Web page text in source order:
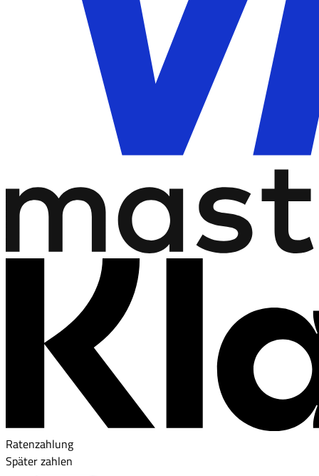
Ratenzahlung
Später zahlen